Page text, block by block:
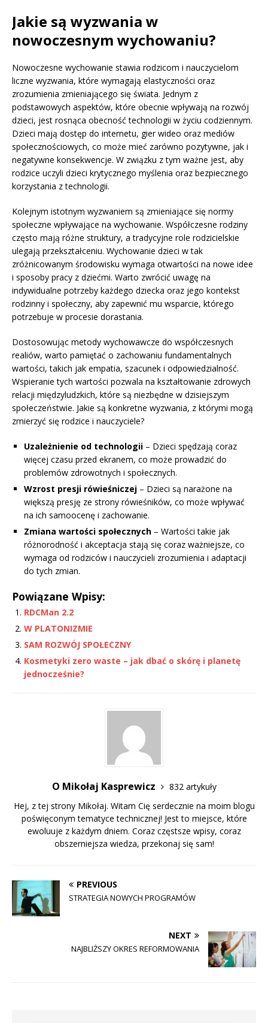
Jakie są wyzwania w
nowoczesnym wychowaniu?
Nowoczesne wychowanie stawia rodzicom i nauczycielom
liczne wyzwania, które wymagają elastyczności oraz
zrozumienia zmieniającego się świata. Jednym z
podstawowych aspektów, które obecnie wpływają na rozwój
dzieci, jest rosnąca obecność technologii w życiu codziennym.
Dzieci mają dostęp do internetu, gier wideo oraz mediów
społecznościowych, co może mieć zarówno pozytywne, jak i
negatywne konsekwencje. W związku z tym ważne jest, aby
rodzice uczyli dzieci krytycznego myślenia oraz bezpiecznego
korzystania z technologii.
Kolejnym istotnym wyzwaniem są zmieniające się normy
społeczne wpływające na wychowanie. Współczesne rodziny
często mają różne struktury, a tradycyjne role rodzicielskie
ulegają przekształceniu. Wychowanie dzieci w tak
zróżnicowanym środowisku wymaga otwartości na nowe idee
i sposoby pracy z dziećmi. Warto zwrócić uwagę na
indywidualne potrzeby każdego dziecka oraz jego kontekst
rodzinny i społeczny, aby zapewnić mu wsparcie, którego
potrzebuje w procesie dorastania.
Dostosowując metody wychowawcze do współczesnych
realiów, warto pamiętać o zachowaniu fundamentalnych
wartości, takich jak empatia, szacunek i odpowiedzialność.
Wspieranie tych wartości pozwala na kształtowanie zdrowych
relacji międzyludzkich, które są niezbędne w dzisiejszym
społeczeństwie. Jakie są konkretne wyzwania, z którymi mogą
zmierzyć się rodzice i nauczyciele?
Uzależnienie od technologii – Dzieci spędzają coraz
więcej czasu przed ekranem, co może prowadzić do
problemów zdrowotnych i społecznych.
Wzrost presji rówieśniczej – Dzieci są narażone na
większą presję ze strony rówieśników, co może wpływać
na ich samoocenę i zachowanie.
Zmiana wartości społecznych – Wartości takie jak
różnorodność i akceptacja stają się coraz ważniejsze, co
wymaga od rodziców i nauczycieli zrozumienia i adaptacji
do tych zmian.
Powiązane Wpisy:
RDCMan 2.2
W PLATONIZMIE
SAM ROZWÓJ SPOŁECZNY
Kosmetyki zero waste – jak dbać o skórę i planetę
jednocześnie?
O Mikołaj Kasprewicz
832 artykuły
Hej, z tej strony Mikołaj. Witam Cię serdecznie na moim blogu
poświęconym tematyce technicznej! Jest to miejsce, które
ewoluuje z każdym dniem. Coraz częstsze wpisy, coraz
obszerniejsza wiedza, przekonaj się sam!
PREVIOUS
STRATEGIA NOWYCH PROGRAMÓW
NEXT
NAJBLIŻSZY OKRES REFORMOWANIA